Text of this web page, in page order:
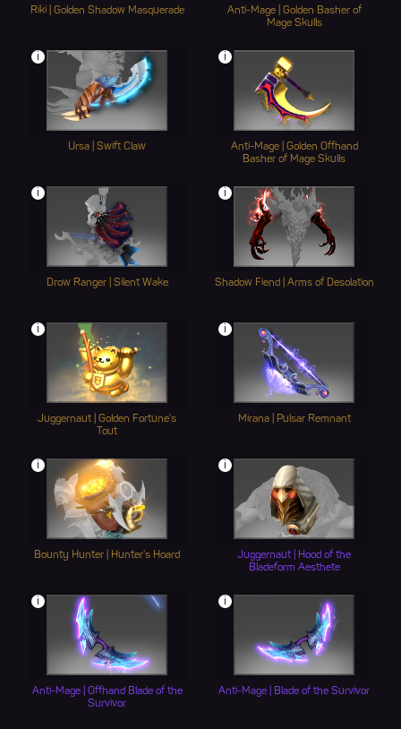
Riki | Golden Shadow Masquerade
Anti-Mage | Golden Basher of
Mage Skulls
i
Ursa | Swift Claw
i
Anti-Mage | Golden Offhand
Basher of Mage Skulls
i
Drow Ranger | Silent Wake
i
Shadow Fiend | Arms of Desolation
i
Juggernaut | Golden Fortune's
Tout
i
Mirana | Pulsar Remnant
i
Bounty Hunter | Hunter's Hoard
i
Juggernaut | Hood of the
Bladeform Aesthete
i
Anti-Mage | Offhand Blade of the
Survivor
i
Anti-Mage | Blade of the Survivor